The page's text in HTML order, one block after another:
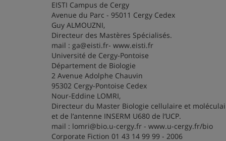
EISTI Campus de Cergy
Avenue du Parc - 95011 Cergy Cedex
Guy ALMOUZNI,
Directeur des Mastères Spécialisés.
mail : ga@eisti.fr- www.eisti.fr
Université de Cergy-Pontoise
Département de Biologie
2 Avenue Adolphe Chauvin
95302 Cergy-Pontoise Cedex
Nour-Eddine LOMRI,
Directeur du Master Biologie cellulaire et
et de l’antenne INSERM U680 de l’UCP.
mail : lomri@bio.u-cergy.fr - www.u-cergy.fr/bio
Corporate Fiction 01 43 14 99 99 - 2006